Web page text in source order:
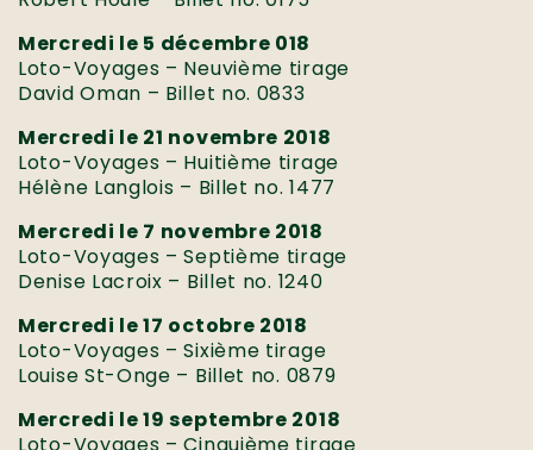
Mercredi le 5 décembre 018
Loto-Voyages – Neuvième tirage
David Oman – Billet no. 0833
Mercredi le 21 novembre 2018
Loto-Voyages – Huitième tirage
Hélène Langlois – Billet no. 1477
Mercredi le 7 novembre 2018
Loto-Voyages – Septième tirage
Denise Lacroix – Billet no. 1240
Mercredi le 17 octobre 2018
Loto-Voyages – Sixième tirage
Louise St-Onge – Billet no. 0879
Mercredi le 19 septembre 2018